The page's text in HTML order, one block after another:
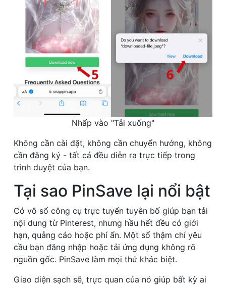
Nhấp vào "Tải xuống"
Không cần cài đặt, không cần chuyển hướng, không
cần đăng ký - tất cả đều diễn ra trực tiếp trong
trình duyệt của bạn.
Tại sao PinSave lại nổi bật
Có vô số công cụ trực tuyến tuyên bố giúp bạn tải
nội dung từ Pinterest, nhưng hầu hết đều có giới
hạn, quảng cáo hoặc phí ẩn. Một số thậm chí yêu
cầu bạn đăng nhập hoặc tải ứng dụng không rõ
nguồn gốc. PinSave làm mọi thứ khác biệt.
Giao diện sạch sẽ, trực quan của nó giúp bất kỳ ai